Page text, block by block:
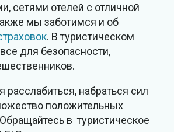
сетями отелей с отличной
мы заботимся и об
. В туристическом
для безопасности,
набраться сил
положительных
в туристическое